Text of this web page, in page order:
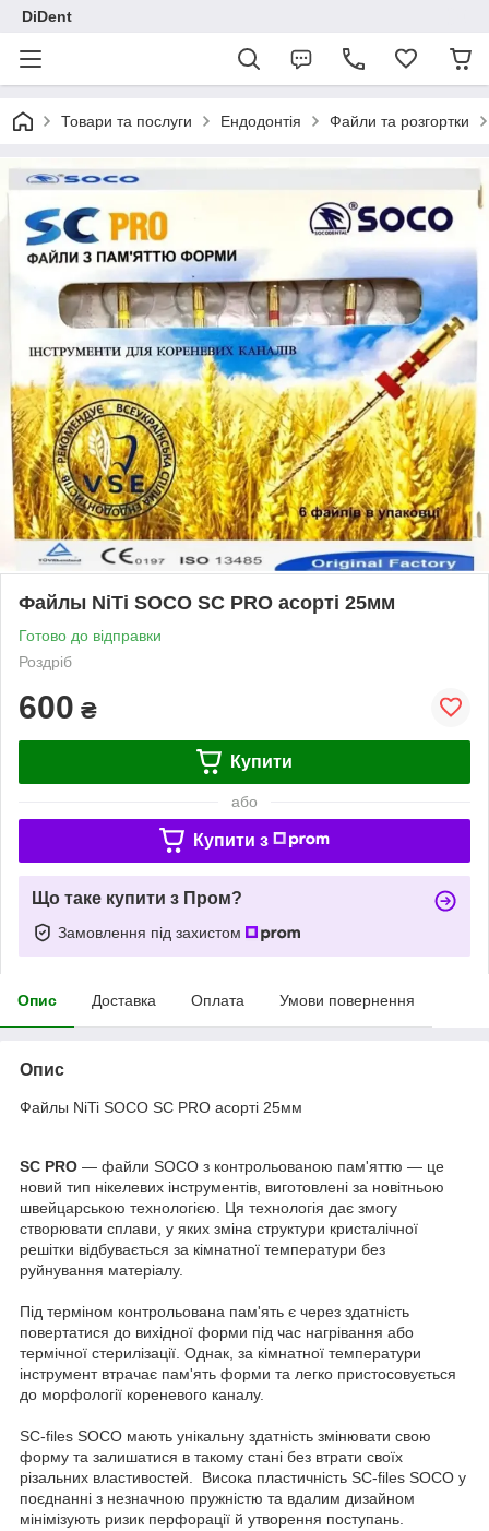
DiDent
Товари та послуги Ендодонтія Файли та розгортки
Файлы NiTi SOCO SC PRO асорті 25мм
Готово до відправки
Роздріб
600 ₴
Купити
або
Купити з
Що таке купити з Пром?
Замовлення під захистом
Опис Доставка Оплата Умови повернення
Опис
Файлы NiTi SOCO SC PRO асорті 25мм
SC PRO — файли SOCO з контрольованою пам'яттю — це
новий тип нікелевих інструментів, виготовлені за новітньою
швейцарською технологією. Ця технологія дає змогу
створювати сплави, у яких зміна структури кристалічної
решітки відбувається за кімнатної температури без
руйнування матеріалу.
Під терміном контрольована пам'ять є через здатність
повертатися до вихідної форми під час нагрівання або
термічної стерилізації. Однак, за кімнатної температури
інструмент втрачає пам'ять форми та легко пристосовується
до морфології кореневого каналу.
SC-files SOCO мають унікальну здатність змінювати свою
форму та залишатися в такому стані без втрати своїх
різальних властивостей. Висока пластичність SC-files SOCO у
поєднанні з незначною пружністю та вдалим дизайном
мінімізують ризик перфорації й утворення поступань.